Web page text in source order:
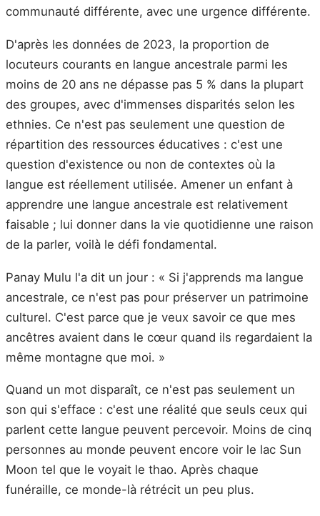
communauté différente, avec une urgence différente.
D'après les données de 2023, la proportion de
locuteurs courants en langue ancestrale parmi les
moins de 20 ans ne dépasse pas 5 % dans la plupart
des groupes, avec d'immenses disparités selon les
ethnies. Ce n'est pas seulement une question de
répartition des ressources éducatives : c'est une
question d'existence ou non de contextes où la
langue est réellement utilisée. Amener un enfant à
apprendre une langue ancestrale est relativement
faisable ; lui donner dans la vie quotidienne une raison
de la parler, voilà le défi fondamental.
Panay Mulu l'a dit un jour : « Si j'apprends ma langue
ancestrale, ce n'est pas pour préserver un patrimoine
culturel. C'est parce que je veux savoir ce que mes
ancêtres avaient dans le cœur quand ils regardaient la
même montagne que moi. »
Quand un mot disparaît, ce n'est pas seulement un
son qui s'efface : c'est une réalité que seuls ceux qui
parlent cette langue peuvent percevoir. Moins de cinq
personnes au monde peuvent encore voir le lac Sun
Moon tel que le voyait le thao. Après chaque
funéraille, ce monde-là rétrécit un peu plus.